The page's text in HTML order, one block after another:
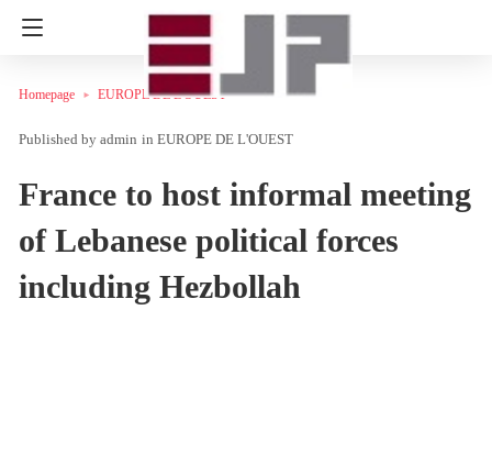
Homepage EUROPE DE L'OUEST
admin in EUROPE DE L'OUEST
France to host informal meeting
of Lebanese political forces
including Hezbollah